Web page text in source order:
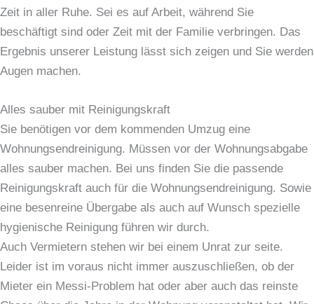
Zeit in aller Ruhe. Sei es auf Arbeit, während Sie
beschäftigt sind oder Zeit mit der Familie verbringen. Das
Ergebnis unserer Leistung lässt sich zeigen und Sie werden
Augen machen.
Alles sauber mit Reinigungskraft
Sie benötigen vor dem kommenden Umzug eine
Wohnungsendreinigung. Müssen vor der Wohnungsabgabe
alles sauber machen. Bei uns finden Sie die passende
Reinigungskraft auch für die Wohnungsendreinigung. Sowie
eine besenreine Übergabe als auch auf Wunsch spezielle
hygienische Reinigung führen wir durch.
Auch Vermietern stehen wir bei einem Unrat zur seite.
Leider ist im voraus nicht immer auszuschließen, ob der
Mieter ein Messi-Problem hat oder aber auch das reinste